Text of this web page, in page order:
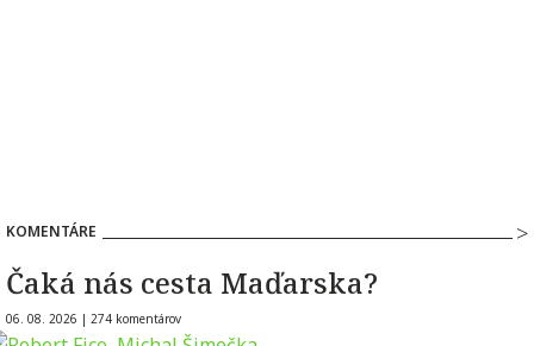
KOMENTÁRE
Čaká nás cesta Maďarska?
06. 08. 2026 | 274 komentárov